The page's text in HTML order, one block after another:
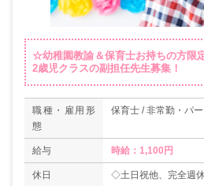
☆幼稚園教諭＆保育士お持ちの方限
2歳児クラスの副担任先生募集！
職種・雇用形
態
保育士 / 非常勤・パー
給与 時給：1,100円
休日
◇土日祝他、完全週